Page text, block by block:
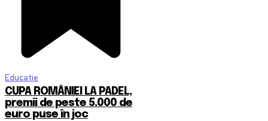
Educatie
CUPA ROMÂNIEI LA PADEL,
premii de peste 5.000 de
euro puse în joc